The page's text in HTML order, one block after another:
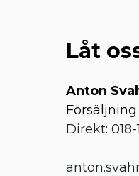
Låt
Anton
Försäljning
Direkt: 018-